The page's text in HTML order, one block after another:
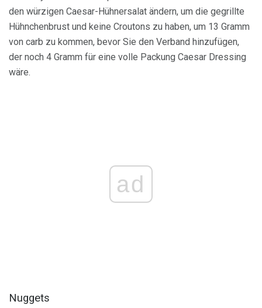
den würzigen Caesar-Hühnersalat ändern, um die gegrillte
Hühnchenbrust und keine Croutons zu haben, um 13 Gramm
von carb zu kommen, bevor Sie den Verband hinzufügen,
der noch 4 Gramm für eine volle Packung Caesar Dressing
wäre.
ad
Nuggets